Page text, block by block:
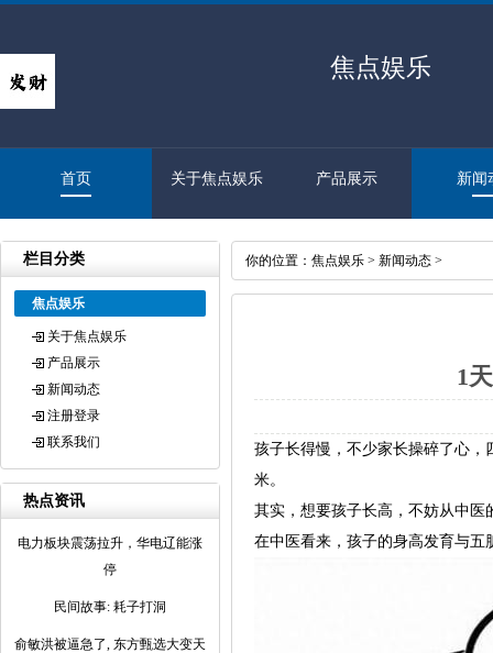
焦点娱乐
首页 关于焦点娱乐 产品展示 新闻
栏目分类
焦点娱乐
关于焦点娱乐
产品展示
新闻动态
注册登录
联系我们
热点资讯
电力板块震荡拉升，华电辽能涨
停
民间故事: 耗子打洞
俞敏洪被逼急了, 东方甄选大变天
你的位置： 焦点娱乐 > 新闻动态 >
1
孩子长得慢，不少家长操碎了心，
米。
其实，想要孩子长高，不妨从中
在中医看来，孩子的身高发育与